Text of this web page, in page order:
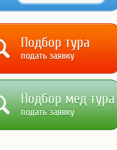
Подбор тура
подать заявку
Подбор мед тура
подать заявку